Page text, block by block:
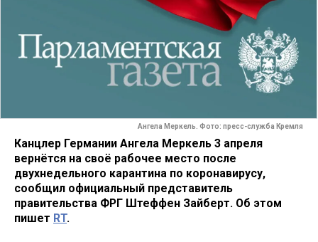
Ангела Меркель. Фото: пресс-служба Кремля
Канцлер Германии Ангела Меркель 3 апреля
вернётся на своё рабочее место после
двухнедельного карантина по коронавирусу,
сообщил официальный представитель
правительства ФРГ Штеффен Зайберт. Об этом
пишет RT.